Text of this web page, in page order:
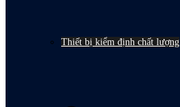
Thiết bị kiểm định chất lượng